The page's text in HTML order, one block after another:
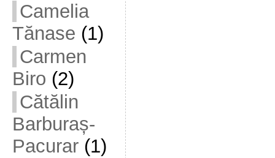
Camelia
Tănase (1)
Carmen
Biro (2)
Cătălin
Barburaș-
Pacurar(1)